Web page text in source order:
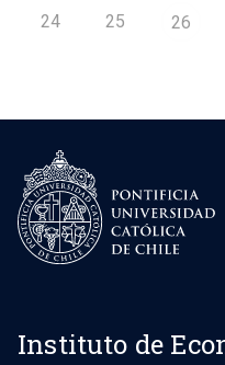
24 25 26
Instituto de